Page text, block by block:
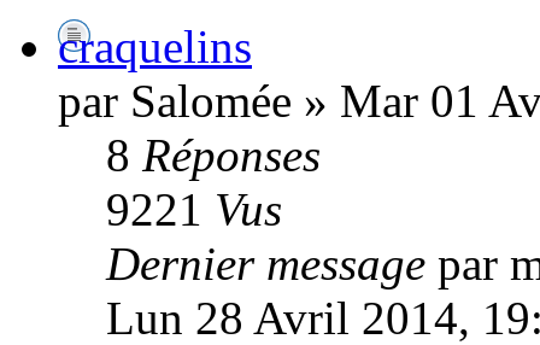
craquelins
par Salomée » Mar 01
8 Réponses
9221 Vus
Dernier message par
Lun 28 Avril 2014,